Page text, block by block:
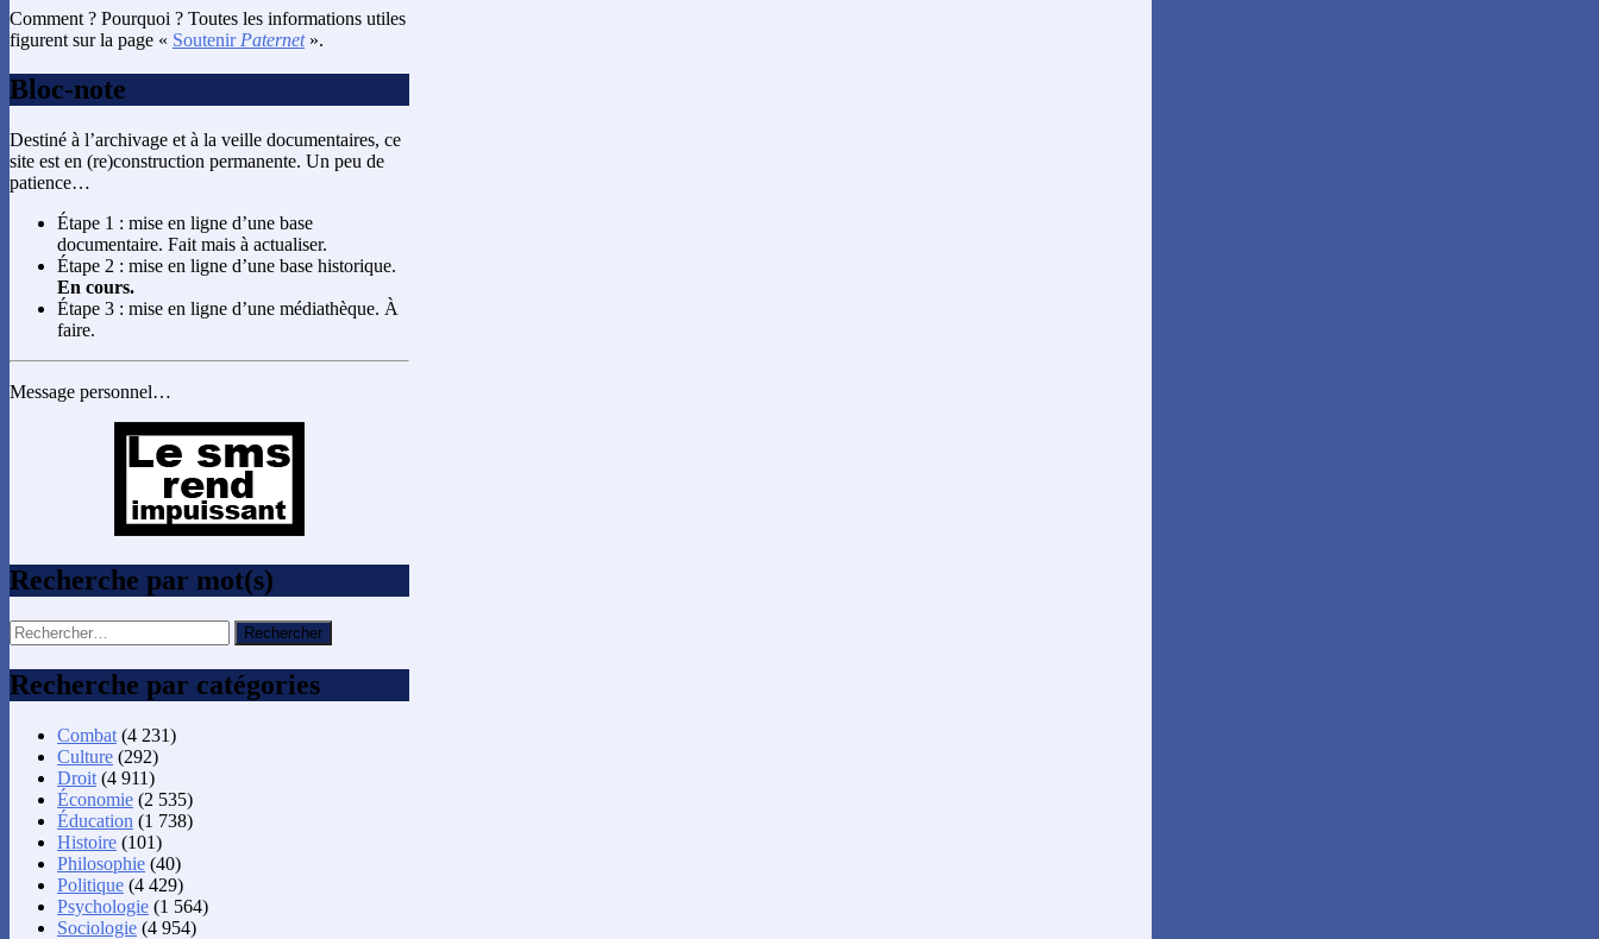
Comment ? Pourquoi ? Toutes les informations utiles
figurent sur la page « Soutenir Paternet».
Bloc-note
Destiné à l’archivage et à la veille documentaires, ce
site est en (re)construction permanente. Un peu de
patience…
Étape 1 : mise en ligne d’une base
documentaire. Fait mais à actualiser.
Étape 2 : mise en ligne d’une base historique.
En cours.
Étape 3 : mise en ligne d’une médiathèque. À
faire.
Message personnel…
Recherche par mot(s)
Rechercher :
Recherche par catégories
Combat (4 231)
Culture (292)
Droit (4 911)
Économie (2 535)
Éducation (1 738)
Histoire (101)
Philosophie (40)
Politique (4 429)
Psychologie (1 564)
Sociologie (4 954)